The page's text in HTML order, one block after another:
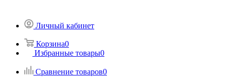
Личный кабинет
Корзина0
Избранные товары0
Сравнение товаров0